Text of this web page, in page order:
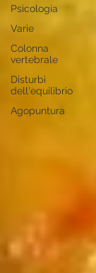
Psicologia
Varie
Colonna
vertebrale
Disturbi
dell'equilibrio
Agopuntura